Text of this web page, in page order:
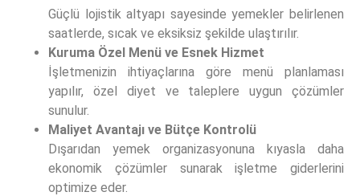
Güçlü lojistik altyapı sayesinde yemekler belirlenen
saatlerde, sıcak ve eksiksiz şekilde ulaştırılır.
Kuruma Özel Menü ve Esnek Hizmet
İşletmenizin ihtiyaçlarına göre menü planlaması
yapılır, özel diyet ve taleplere uygun çözümler
sunulur.
Maliyet Avantajı ve Bütçe Kontrolü
Dışarıdan yemek organizasyonuna kıyasla daha
ekonomik çözümler sunarak işletme giderlerini
optimize eder.